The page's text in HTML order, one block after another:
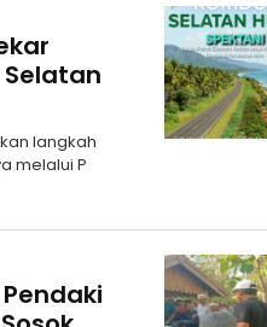
Selatan
langkah
melalui P